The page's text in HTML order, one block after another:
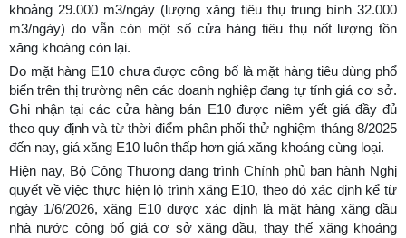
khoảng 29.000 m3/ngày (lượng xăng tiêu thụ trung bình 32.000
m3/ngày) do vẫn còn một số cửa hàng tiêu thụ nốt lượng tồn
xăng khoáng còn lại.
Do mặt hàng E10 chưa được công bố là mặt hàng tiêu dùng phổ
biến trên thị trường nên các doanh nghiệp đang tự tính giá cơ sở.
Ghi nhận tại các cửa hàng bán E10 được niêm yết giá đầy đủ
theo quy định và từ thời điểm phân phối thử nghiệm tháng 8/2025
đến nay, giá xăng E10 luôn thấp hơn giá xăng khoáng cùng loại.
Hiện nay, Bộ Công Thương đang trình Chính phủ ban hành Nghị
quyết về việc thực hiện lộ trình xăng E10, theo đó xác định kể từ
ngày 1/6/2026, xăng E10 được xác định là mặt hàng xăng dầu
nhà nước công bố giá cơ sở xăng dầu, thay thế xăng khoáng